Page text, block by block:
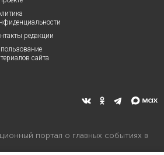
редакции
сайта
портал о главных событиях в